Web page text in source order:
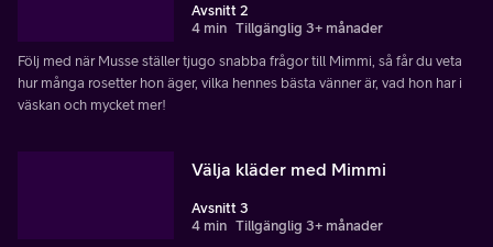
Avsnitt 2
4 min Tillgänglig 3+ månader
Följ med när Musse ställer tjugo snabba frågor till Mimmi, så får du veta
hur många rosetter hon äger, vilka hennes bästa vänner är, vad hon har i
väskan och mycket mer!
Välja kläder med Mimmi
Avsnitt 3
4 min Tillgänglig 3+ månader